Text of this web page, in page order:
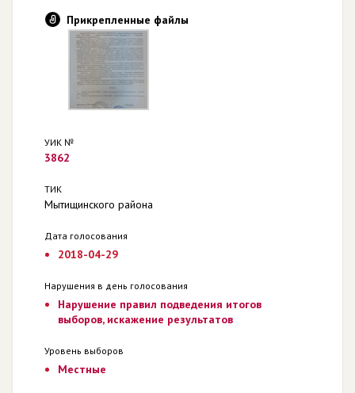
Прикрепленные файлы
УИК №
3862
ТИК
Мытищинского района
Дата голосования
2018-04-29
Нарушения в день голосования
Нарушение правил подведения итогов
выборов, искажение результатов
Уровень выборов
Местные